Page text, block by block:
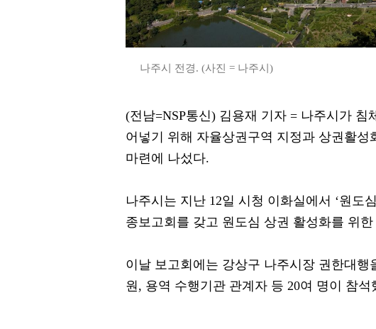
나주시 전경. (사진 = 나주시)
(전남=NSP통신) 김용재 기자 = 나주시가
어넣기 위해 자율상권구역 지정과 상권활
마련에 나섰다.
나주시는 지난 12일 시청 이화실에서 ‘원도
종보고회를 갖고 원도심 상권 활성화를 위
이날 보고회에는 강상구 나주시장 권한대
원, 용역 수행기관 관계자 등 20여 명이 참석